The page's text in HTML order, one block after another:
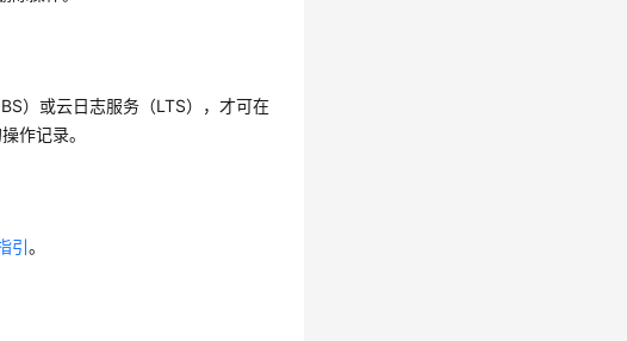
）或云日志服务（LTS），才可在
作记录。
引。